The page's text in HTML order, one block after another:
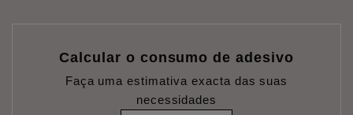
Calcular o consumo de adesivo
Faça uma estimativa exacta das suas
necessidades